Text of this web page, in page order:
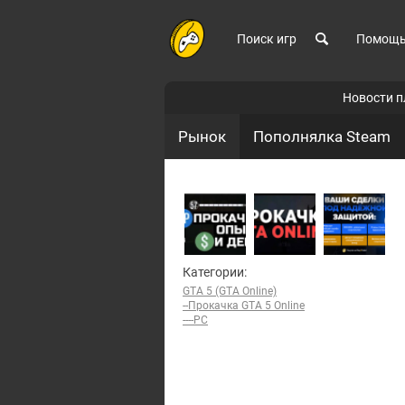
Поиск игр Помощь
Новости
Рынок Пополнялка Steam
Категории:
GTA 5 (GTA Online)
--Прокачка GTA 5 Online
----PC